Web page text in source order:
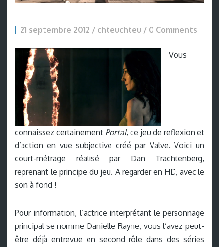
21 septembre 2012 / chteuchteu / 0 Comments
Vous
connaissez certainement Portal, ce jeu de reflexion et
d’action en vue subjective créé par Valve. Voici un
court-métrage réalisé par Dan Trachtenberg,
reprenant le principe du jeu. A regarder en HD, avec le
son à fond !
Pour information, l’actrice interprétant le personnage
principal se nomme Danielle Rayne, vous l’avez peut-
être déjà entrevue en second rôle dans des séries